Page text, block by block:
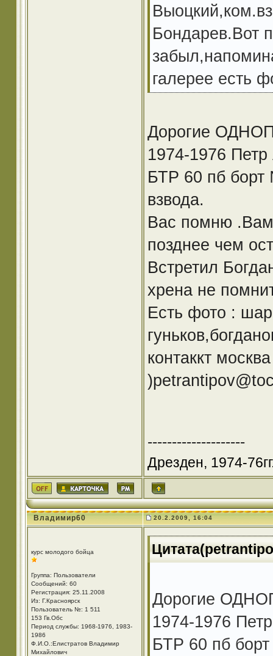
Бондарев.Вот
галерее есть
Дорогие
1974-1976
БТР 60 пб
взвода.
Вас помню .Вам
позднее чем
Встретил
хрена не
Есть фото :
контаккт
--------------------
Дрезден, 1974-
Владимир60 20.2.2009, 16:04
курс молодого бойца
Группа: Пользователи
Сообщений: 60
Регистрация: 25.11.2008
Из: Г.Красноярск
Пользователь №: 1 511
153 Гв.Обс
Период службы: 1968-1976, 1983-
1986
Ф.И.О.:Елистратов Владимир
Михайлович
Дорогие
1974-1976
БТР 60 пб